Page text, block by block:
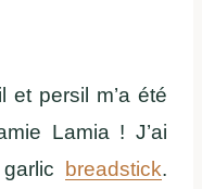
et persil m’a été
Lamia ! J’ai
breadstick.